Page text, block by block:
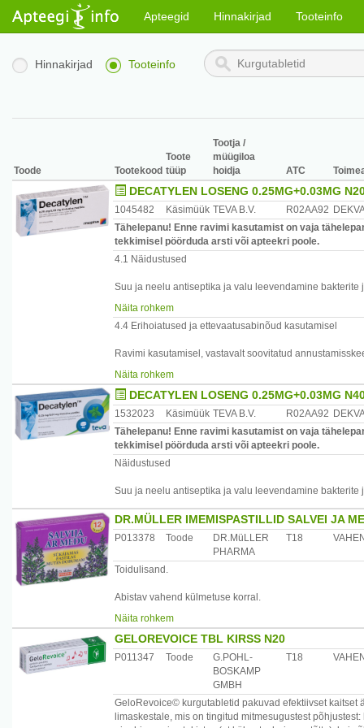
Apteegid Hinnakirjad Tooteinfo
Hinnakirjad Tooteinfo
Toode Tootekood
Toote
tüüp
Tootja /
müügiloa
hoidja
ATC
DECATYLEN LOSENG 0.25MG+0.03MG
1045482 Käsimüük TEVA B.V. R02AA92
Tähelepanu! Enne ravimi kasutamist on vaja
tekkimisel pöörduda arsti või apteekri poole.
4.1 Näidustused
Suu ja neelu antiseptika ja valu leevendamine
Näita rohkem
4.4 Erihoiatused ja ettevaatusabinõud kasutamisel
Ravimi kasutamisel, vastavalt soovitatud
soodusta kaariese teket.
Decatylen'i losengid sisaldavad sorbitooli. Patsiendid,
talumatus, ei tohi seda ravimit kasutada.
Näita rohkem
DECATYLEN LOSENG 0.25MG+0.03MG
1532023 Käsimüük TEVA B.V. R02AA92
Tähelepanu! Enne ravimi kasutamist on vaja
tekkimisel pöörduda arsti või apteekri poole.
Näidustused
Suu ja neelu antiseptika ja valu leevendamine
DR.MÜLLER IMEMISPASTILLID SALVEI JA
P013378 Toode
DR.MüLLER
PHARMA
T18
Toidulisand.
Abistav vahend külmetuse korral.
Koostis: 1 pastill sisaldab: salveiekstrakt 37,5 mg,
maitseaine.
Ei sisalda säilitusaineid.
Kautamine: Täiskasvanud- 1 pastill 6 korda päevas,
Hoiatused: Päevast annust mitte ületada! Toidulisandit
korral pastillides
Näita rohkem
GELOREVOICE TBL KIRSS N20
P011347 Toode
G.POHL-
BOSKAMP
GMBH
T18
GeloRevoice© kurgutabletid pakuvad efektiivset kaitset
limaskestale, mis on tingitud mitmesugustest